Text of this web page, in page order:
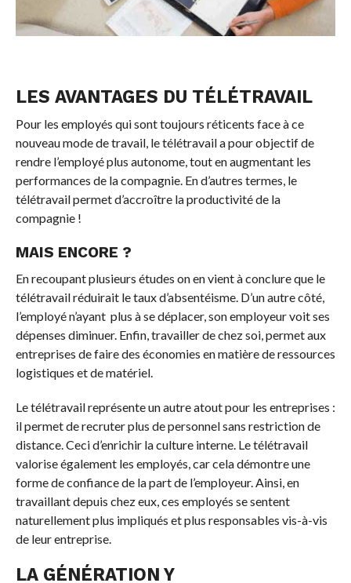
LES AVANTAGES DU TÉLÉTRAVAIL
Pour les employés qui sont toujours réticents face à ce
nouveau mode de travail, le télétravail a pour objectif de
rendre l’employé plus autonome, tout en augmentant les
performances de la compagnie. En d’autres termes, le
télétravail permet d’accroître la productivité de la
compagnie !
MAIS ENCORE ?
En recoupant plusieurs études on en vient à conclure que le
télétravail réduirait le taux d’absentéisme. D’un autre côté,
l’employé n’ayant plus à se déplacer, son employeur voit ses
dépenses diminuer. Enfin, travailler de chez soi, permet aux
entreprises de faire des économies en matière de ressources
logistiques et de matériel.
Le télétravail représente un autre atout pour les entreprises :
il permet de recruter plus de personnel sans restriction de
distance. Ceci d’enrichir la culture interne. Le télétravail
valorise également les employés, car cela démontre une
forme de confiance de la part de l’employeur. Ainsi, en
travaillant depuis chez eux, ces employés se sentent
naturellement plus impliqués et plus responsables vis-à-vis
de leur entreprise.
LA GÉNÉRATION Y